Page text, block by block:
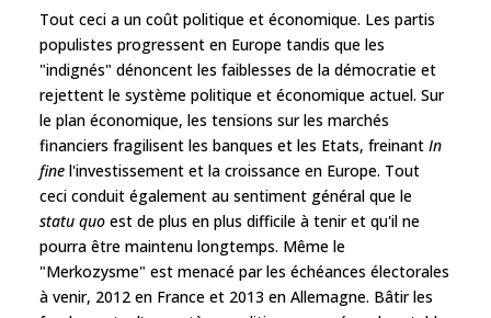
Tout ceci a un coût politique et économique. Les partis
populistes progressent en Europe tandis que les
"indignés" dénoncent les faiblesses de la démocratie et
rejettent le système politique et économique actuel. Sur
le plan économique, les tensions sur les marchés
financiers fragilisent les banques et les Etats, freinant In
fine l'investissement et la croissance en Europe. Tout
ceci conduit également au sentiment général que le
statu quo est de plus en plus difficile à tenir et qu'il ne
pourra être maintenu longtemps. Même le
"Merkozysme" est menacé par les échéances électorales
à venir, 2012 en France et 2013 en Allemagne. Bâtir les